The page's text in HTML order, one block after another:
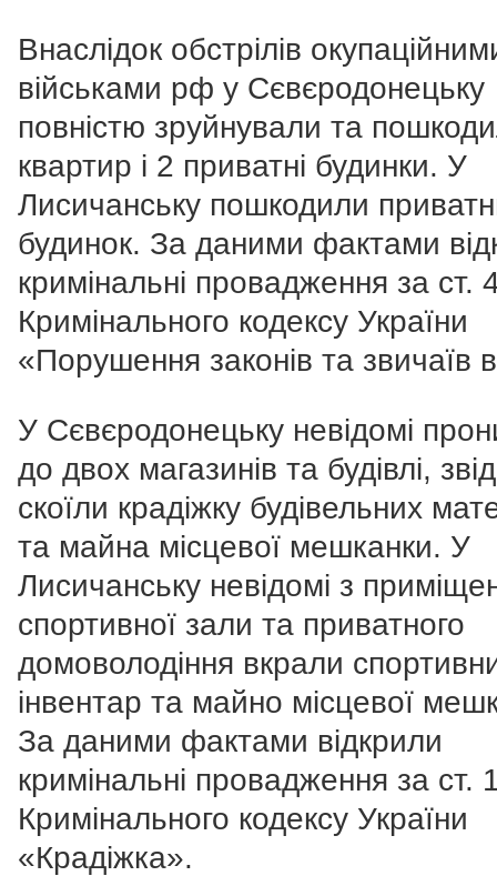
Внаслідок обстрілів
військами рф у Сєвєродонецьку
повністю зруйнували та
квартир і 2 приватні будинки. У
Лисичанську пошкодили
будинок. За даними фактами
кримінальні провадження за ст.
Кримінального кодексу України
«Порушення законів та звичаїв
У Сєвєродонецьку невідомі
до двох магазинів та будівлі,
скоїли крадіжку будівельних
та майна місцевої мешканки. У
Лисичанську невідомі з
спортивної зали та приватного
домоволодіння вкрали
інвентар та майно місцевої
За даними фактами відкрили
кримінальні провадження за ст.
Кримінального кодексу України
«Крадіжка».